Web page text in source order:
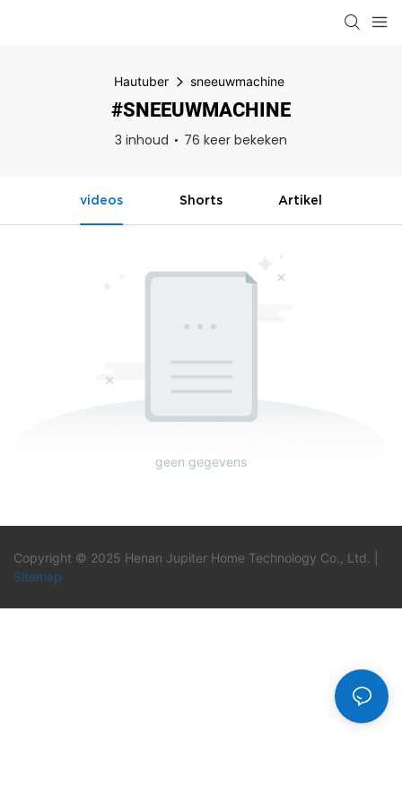
Hautuber sneeuwmachine
#SNEEUWMACHINE
3 inhoud 76 keer bekeken
videos Shorts Artikel
geen gegevens
Copyright © 2025 Henan Jupiter Home Technology Co., Ltd. |
Sitemap